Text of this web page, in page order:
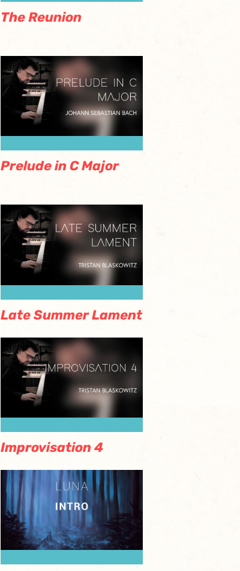
The Reunion
Prelude in C Major
Late Summer Lament
Improvisation 4